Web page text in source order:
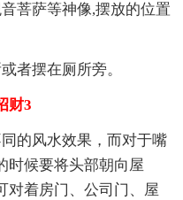
菩萨等神像,摆放的位置
者摆在厕所旁。
财3
的风水效果，而对于嘴
时候要将头部朝向屋
对着房门、公司门、屋